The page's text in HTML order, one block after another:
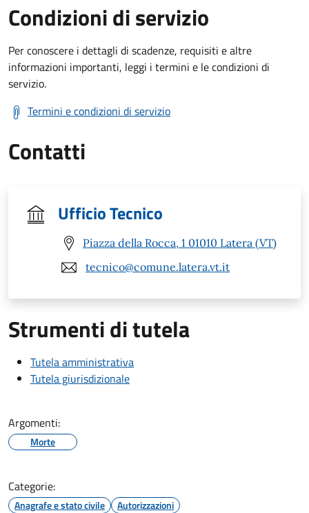
Condizioni di servizio
Per conoscere i dettagli di scadenze, requisiti e altre
informazioni importanti, leggi i termini e le condizioni di
servizio.
Termini e condizioni di servizio
Contatti
Ufficio Tecnico
Piazza della Rocca, 1 01010 Latera (VT)
tecnico@comune.latera.vt.it
Strumenti di tutela
Tutela amministrativa
Tutela giurisdizionale
Argomenti:
Morte
Categorie:
Anagrafe e stato civile Autorizzazioni